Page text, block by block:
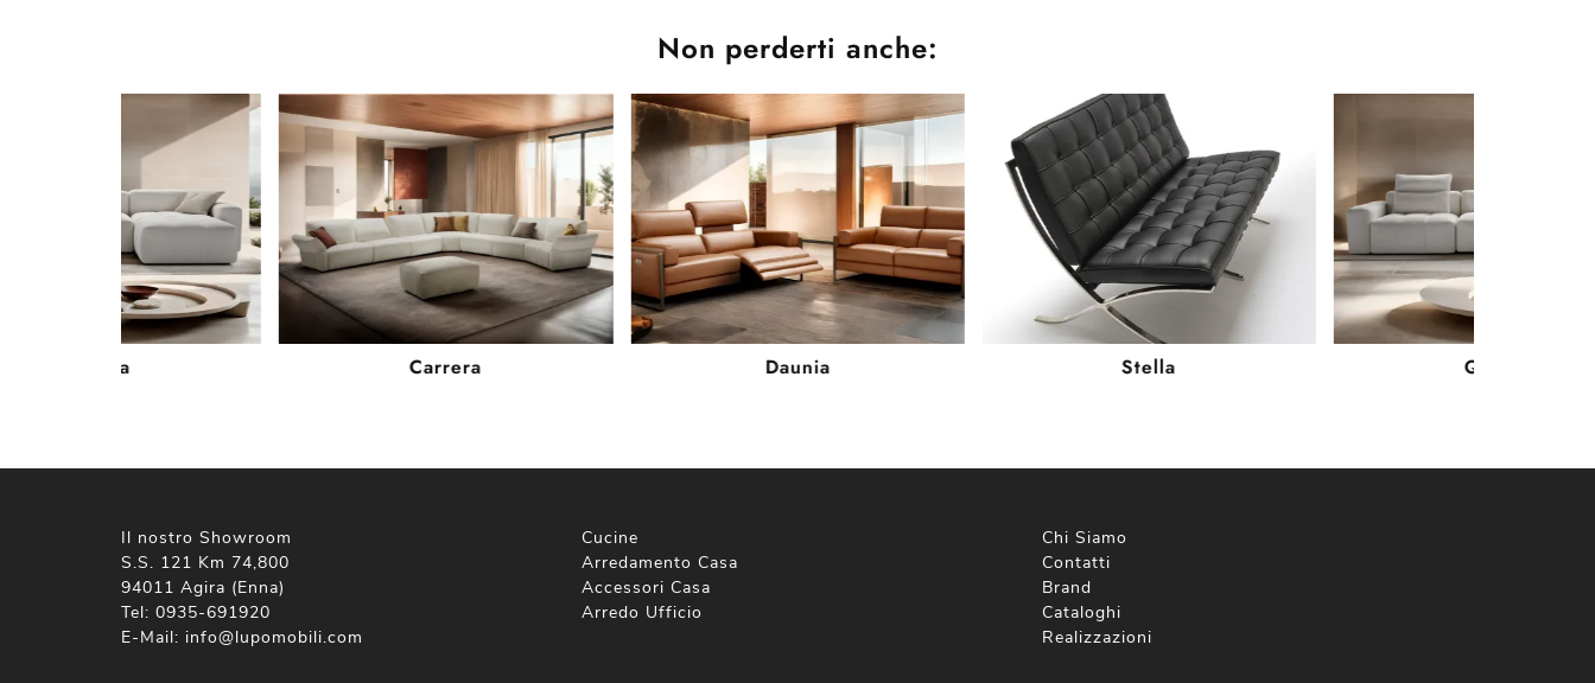
Non perderti anche:
Quadra Carrera Daunia Stella Quadra
Il nostro Showroom
S.S. 121 Km 74,800
94011 Agira (Enna)
Tel: 0935-691920
E-Mail: info@lupomobili.com
Cucine
Arredamento Casa
Accessori Casa
Arredo Ufficio
Chi Siamo
Contatti
Brand
Cataloghi
Realizzazioni